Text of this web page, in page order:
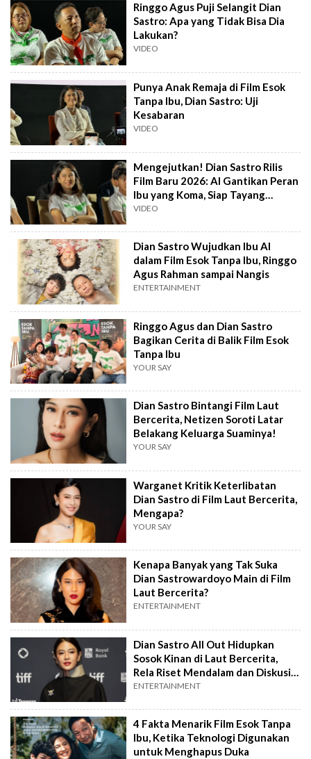
Ringgo Agus Puji Selangit Dian
Sastro: Apa yang Tidak Bisa Dia
Lakukan?
VIDEO
Punya Anak Remaja di Film Esok
Tanpa Ibu, Dian Sastro: Uji
Kesabaran
VIDEO
Mengejutkan! Dian Sastro Rilis
Film Baru 2026: AI Gantikan Peran
Ibu yang Koma, Siap Tayang
Januari
VIDEO
Dian Sastro Wujudkan Ibu AI
dalam Film Esok Tanpa Ibu, Ringgo
Agus Rahman sampai Nangis
ENTERTAINMENT
Ringgo Agus dan Dian Sastro
Bagikan Cerita di Balik Film Esok
Tanpa Ibu
YOUR SAY
Dian Sastro Bintangi Film Laut
Bercerita, Netizen Soroti Latar
Belakang Keluarga Suaminya!
YOUR SAY
Warganet Kritik Keterlibatan
Dian Sastro di Film Laut Bercerita,
Mengapa?
YOUR SAY
Kenapa Banyak yang Tak Suka
Dian Sastrowardoyo Main di Film
Laut Bercerita?
ENTERTAINMENT
Dian Sastro All Out Hidupkan
Sosok Kinan di Laut Bercerita,
Rela Riset Mendalam dan Diskusi
Intens
ENTERTAINMENT
4 Fakta Menarik Film Esok Tanpa
Ibu, Ketika Teknologi Digunakan
untuk Menghapus Duka